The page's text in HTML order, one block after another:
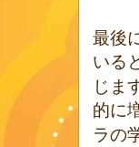
最後
いる
じま
的に
ラの